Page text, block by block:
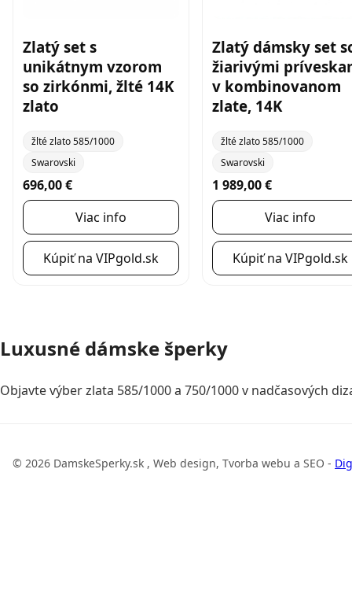
Zlatý set s
unikátnym vzorom
so zirkónmi, žlté 14K
zlato
žlté zlato 585/1000
Swarovski
696,00 €
Viac info
Kúpiť na VIPgold.sk
Zlatý dámsky set
žiarivými
v kombinovanom
zlate, 14K
žlté zlato 585/1000
Swarovski
1 989,00 €
Viac info
Kúpiť na VIPgold.sk
Luxusné dámske šperky
Objavte výber zlata 585/1000 a 750/1000 v nadčasových
© 2026 DamskeSperky.sk , Web design, Tvorba webu a SEO -